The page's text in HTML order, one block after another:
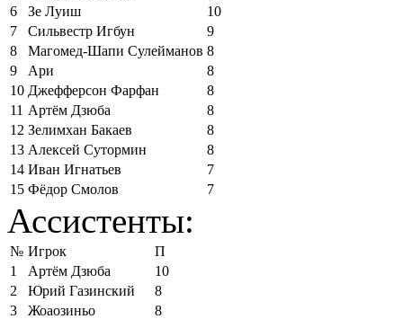
6
Зе Луиш
10
7
Сильвестр Игбун
9
8
Магомед-Шапи Сулейманов 8
9
Ари
8
10 Джефферсон Фарфан
8
11 Артём Дзюба
8
12 Зелимхан Бакаев
8
13 Алексей Сутормин
8
14 Иван Игнатьев
7
15 Фёдор Смолов 7
Ассистенты:
№ Игрок
П
1
Артём Дзюба
10
2
Юрий Газинский
8
3
Жоаозиньо
8